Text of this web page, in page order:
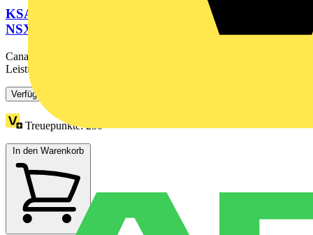
KSA Endeinspeisung, 250A, für Leistungsschalter
NSX 4pol.,Linksmontage
Canalis KSA, Endeinspeisung links, 250A, Leergehäuse für
Leistungsschalter NSX, Polarität 3L + N + PE, inklusive...
Verfügbar: 2 Händler
Treuepunkte:250
In den Warenkorb